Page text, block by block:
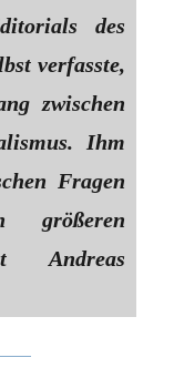
des
verfasste,
zwischen
Ihm
Fragen
Andreas